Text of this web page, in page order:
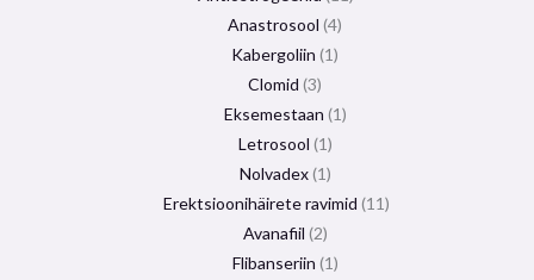
Anastrosool 4
Kabergoliin 1
Clomid 3
Eksemestaan ​​1
Letrosool 1
Nolvadex 1
Erektsioonihäirete ravimid 11
Avanafiil 2
Flibanseriin 1